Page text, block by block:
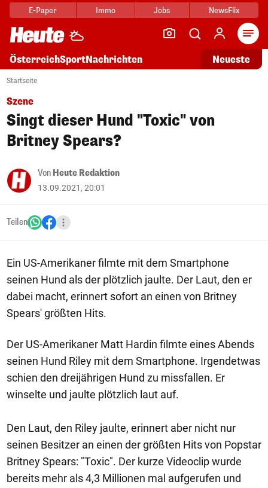
E-Paper Immo Jobs NewsFlix
ÖsterreichSportNachrichten Neueste
Startseite
Szene
Singt dieser Hund "Toxic" von
Britney Spears?
Von Heute Redaktion
13.09.2021, 20:01
Teilen
Ein US-Amerikaner filmte mit dem Smartphone
seinen Hund als der plötzlich jaulte. Der Laut, den er
dabei macht, erinnert sofort an einen von Britney
Spears' größten Hits.
Der US-Amerikaner Matt Hardin filmte eines Abends
seinen Hund Riley mit dem Smartphone. Irgendetwas
schien den dreijährigen Hund zu missfallen. Er
winselte und jaulte plötzlich laut auf.
Den Laut, den Riley jaulte, erinnert aber nicht nur
seinen Besitzer an einen der größten Hits von Popstar
Britney Spears: "Toxic". Der kurze Videoclip wurde
bereits mehr als 4,3 Millionen mal aufgerufen und